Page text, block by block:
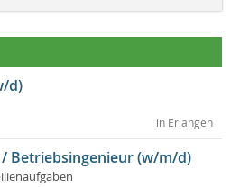
d)
in Erlangen
Betriebsingenieur (w/m/d)